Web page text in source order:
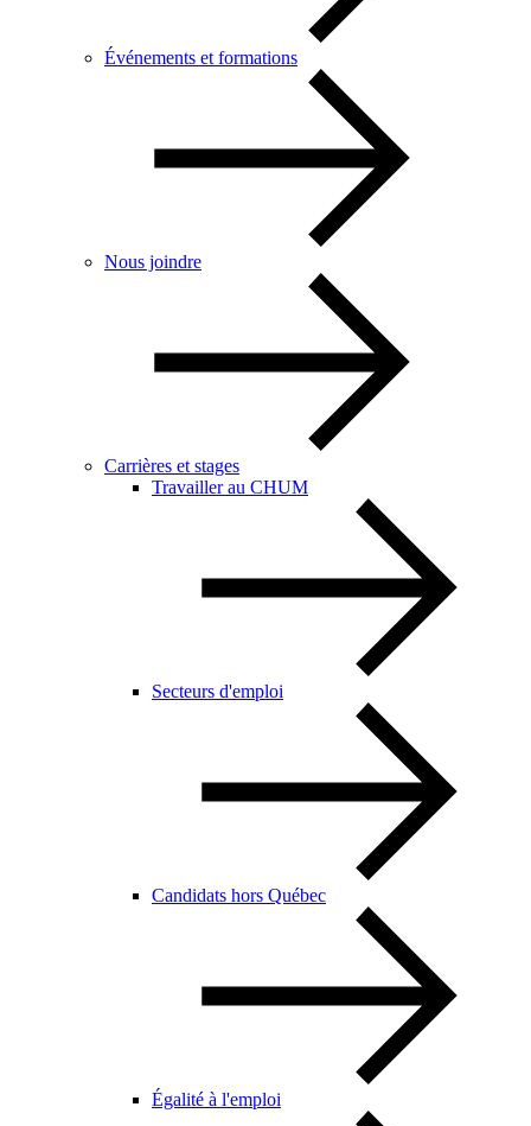
Événements et formations
Nous joindre
Carrières et stages
Travailler au CHUM
Secteurs d'emploi
Candidats hors Québec
Égalité à l'emploi